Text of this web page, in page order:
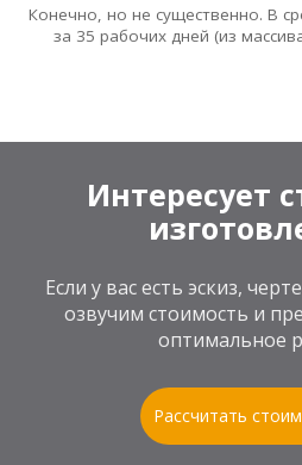
Конечно, но не существенно. В
за 35 рабочих дней (из
Интересует
Если у вас есть эскиз,
озвучим стоимость и
оптимальное
Рассчитать